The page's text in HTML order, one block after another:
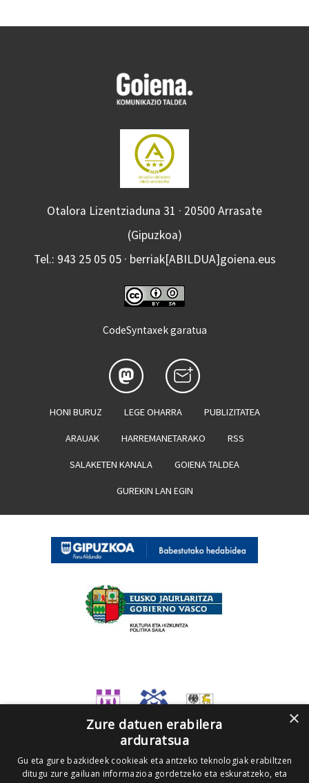
Otalora Lizentziaduna 31 · 20500 Arrasate
(Gipuzkoa)
Tel.: 943 25 05 05 · berriak[ABILDUA]goiena.eus
CodeSyntaxek garatua
HONI BURUZ LEGE OHARRA PUBLIZITATEA
ARAUAK HARREMANETARAKO RSS
SALAKETEN KANALA GOIENA TALDEA
GUREKIN LAN EGIN
×
Zure datuen erabilera
arduratsua
Gu eta gure bazkideek cookieak eta antzeko teknologiak erabiltzen
ditugu zure gailuan informazioa gordetzeko eta eskuratzeko, eta